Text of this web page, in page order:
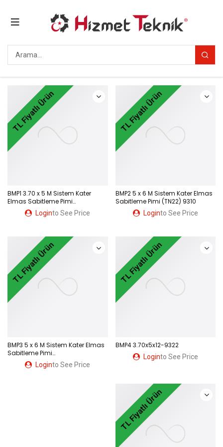
TL Fiyatlı Ürün
BMP1 3.70 x 5 M Sistem Kater
Elmas Sabitleme Pimi
(TN16,WN06) 9309
Loginto See Price
TL Fiyatlı Ürün
BMP2 5 x 6 M Sistem Kater Elmas
Sabitleme Pimi (TN22) 9310
Loginto See Price
TL Fiyatlı Ürün
BMP3 5 x 6 M Sistem Kater Elmas
Sabitleme Pimi
(S40,S50,2020,2525,3232,4040
için WN08) 9311
Loginto See Price
TL Fiyatlı Ürün
BMP4 3.70x5x12-9322
Loginto See Price
TL Fiyatlı Ürün